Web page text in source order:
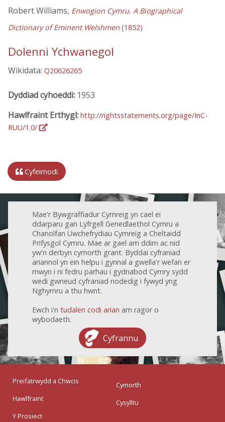
Robert Williams, Enwogion Cymru. A Biographical
Dictionary of Eminent Welshmen (1852)
Dolenni Ychwanegol
Wikidata: Q20626265
Dyddiad cyhoeddi: 1953
Hawlfraint Erthygl: http://rightsstatements.org/page/InC-
RUU/1.0/
Cyfeirnodi
Mae'r Bywgraffiadur Cymreig yn cael ei
ddarparu gan Lyfrgell Genedlaethol Cymru a
Chanolfan Uwchefrydiau Cymreig a Cheltaidd
Prifysgol Cymru. Mae ar gael am ddim ac nid
yw'n derbyn cymorth grant. Byddai cyfraniad
ariannol yn ein helpu i gynnal a gwella'r wefan er
mwyn i ni fedru parhau i gydnabod Cymry sydd
wedi gwneud cyfraniad nodedig i fywyd yng
Nghymru a thu hwnt.
Ewch i'n tudalen codi arian am ragor o
wybodaeth.
Cyfrannu
Preifatrwydd a Chwcis
Hawlfraint
Y Prosiect
Cymorth
Cysylltu